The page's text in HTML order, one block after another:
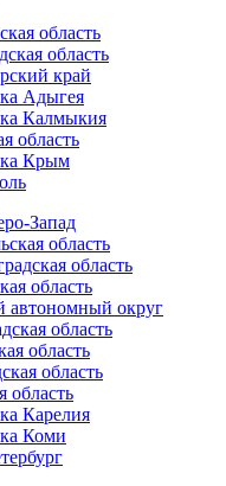
область
область
край
Адыгея
Калмыкия
область
Крым
Запад
область
область
область
автономный округ
область
область
область
область
Карелия
Коми